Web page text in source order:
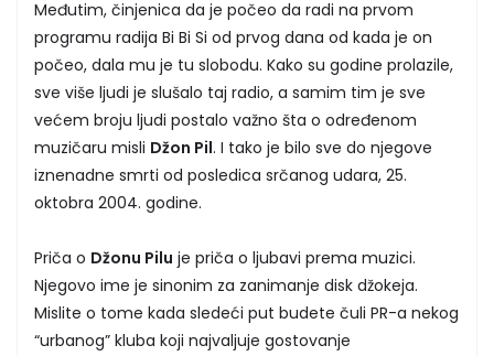
Međutim, činjenica da je počeo da radi na prvom
programu radija Bi Bi Si od prvog dana od kada je on
počeo, dala mu je tu slobodu. Kako su godine prolazile,
sve više ljudi je slušalo taj radio, a samim tim je sve
većem broju ljudi postalo važno šta o određenom
muzičaru misli Džon Pil. I tako je bilo sve do njegove
iznenadne smrti od posledica srčanog udara, 25.
oktobra 2004. godine.
Priča o Džonu Pilu je priča o ljubavi prema muzici.
Njegovo ime je sinonim za zanimanje disk džokeja.
Mislite o tome kada sledeći put budete čuli PR-a nekog
“urbanog” kluba koji najvaljuje gostovanje